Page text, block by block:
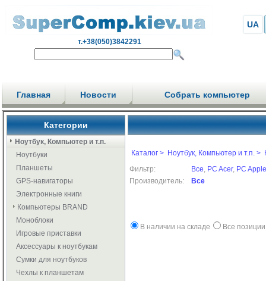
т.+38(050)3842291
UA
Главная Новости Собрать компьютер
Категории
Ноутбук, Компьютер и т.п.
Ноутбуки
Планшеты
GPS-навигаторы
Электронные книги
Компьютеры BRAND
Моноблоки
Игровые приставки
Аксессуары к ноутбукам
Сумки для ноутбуков
Чехлы к планшетам
Каталог > Ноутбук, Компьютер и т.п. >
Фильтр:
Все, PC Acer, PC Apple
Производитель:
Все
В наличии на складе Все позиции